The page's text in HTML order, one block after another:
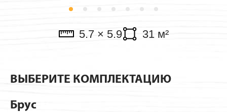
5.7 × 5.9 31 м²
ВЫБЕРИТЕ КОМПЛЕКТАЦИЮ
Брус